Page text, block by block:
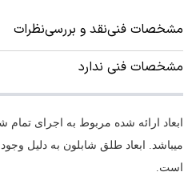
مشخصات فنینقد و بررسینظرات
مشخصات فنی ندارد
ابعاد ارائه شده مربوط به اجرای
میباشد. ابعاد طلق شابلون به دلیل
است.